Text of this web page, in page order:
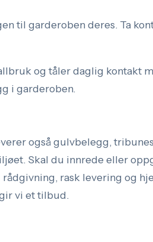
til garderoben deres. Ta
og tåler daglig kontakt
i garderoben.
også gulvbelegg,
Skal du innrede eller
rask levering og
vi et tilbud.